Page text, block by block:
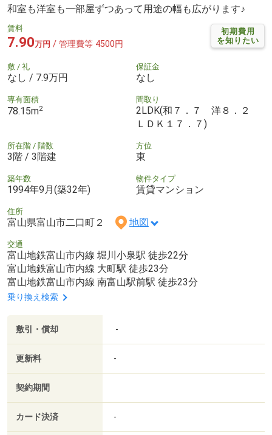
和室も洋室も一部屋ずつあって用途の幅も広がります♪
初期費用
を知りたい
賃料
7.90万円 / 管理費等 4500円
敷 / 礼
なし / 7.9万円
保証金
なし
専有面積
78.15m2
間取り
2LDK(和７．７ 洋８．２
ＬＤＫ１７．７)
所在階 / 階数
3階 / 3階建
方位
東
築年数
1994年9月(築32年)
物件タイプ
賃貸マンション
住所
富山県富山市二口町２ 地図
交通
富山地鉄富山市内線 堀川小泉駅 徒歩22分
富山地鉄富山市内線 大町駅 徒歩23分
富山地鉄富山市内線 南富山駅前駅 徒歩23分
乗り換え検索
敷引・償却 -
更新料 -
契約期間
カード決済 -